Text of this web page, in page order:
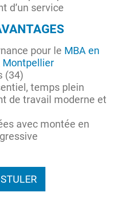
d’un service
pour le MBA en
Montpellier
(34)
temps plein
de travail moderne et
avec montée en